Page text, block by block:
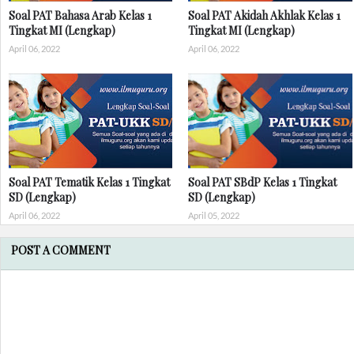
Soal PAT Bahasa Arab Kelas 1
Tingkat MI (Lengkap)
April 06, 2022
Soal PAT Akidah Akhlak Kelas 1
Tingkat MI (Lengkap)
April 06, 2022
Soal PAT Tematik Kelas 1 Tingkat
SD (Lengkap)
April 06, 2022
Soal PAT SBdP Kelas 1 Tingkat
SD (Lengkap)
April 05, 2022
POST A COMMENT